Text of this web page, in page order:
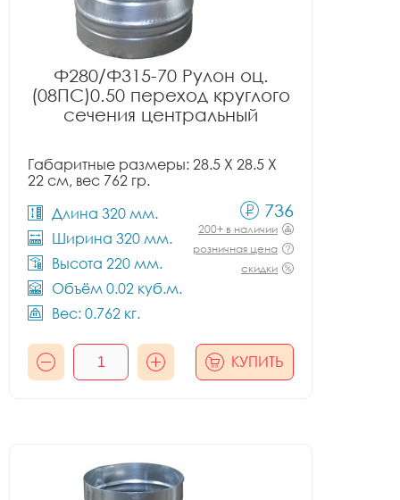
Ф280/Ф315-70 Рулон оц.
(08ПС)0.50 переход круглого
сечения центральный
Габаритные размеры: 28.5 X 28.5 X
22 см, вес 762 гр.
Длина 320 мм.
Ширина 320 мм.
Высота 220 мм.
Объём 0.02 куб.м.
Вес: 0.762 кг.
736
200+ в наличии
розничная цена
скидки
КУПИТЬ